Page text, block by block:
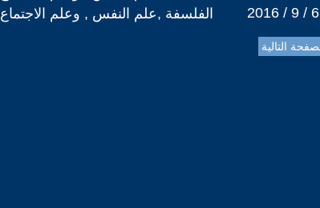
الفلسفة ,علم النفس , وعلم الاجتماع
2016 / 9 / 6